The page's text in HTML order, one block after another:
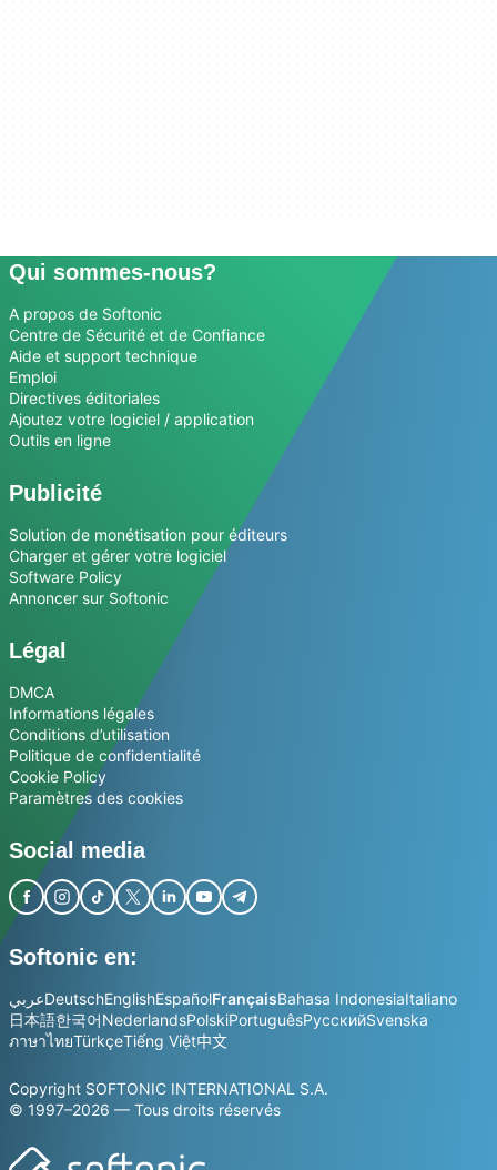
Qui sommes-nous?
A propos de Softonic
Centre de Sécurité et de Confiance
Aide et support technique
Emploi
Directives éditoriales
Ajoutez votre logiciel / application
Outils en ligne
Publicité
Solution de monétisation pour éditeurs
Charger et gérer votre logiciel
Software Policy
Annoncer sur Softonic
Légal
DMCA
Informations légales
Conditions d’utilisation
Politique de confidentialité
Cookie Policy
Paramètres des cookies
Social media
Softonic en:
عربيDeutschEnglishEspañolFrançaisBahasa IndonesiaItaliano
日本語한국어NederlandsPolskiPortuguêsРусскийSvenska
ภาษาไทยTürkçeTiếng Việt中文
Copyright SOFTONIC INTERNATIONAL S.A.
© 1997–2026 — Tous droits réservés